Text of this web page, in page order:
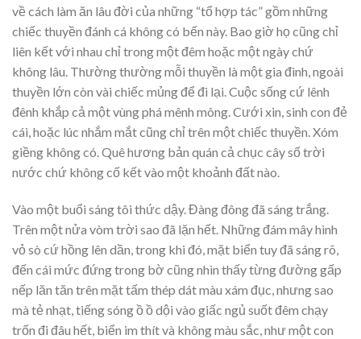
về cách làm ăn lâu đời của những “tổ hợp tác” gồm những
chiếc thuyền đánh cá không có bến này. Bao giờ họ cũng chỉ
liên kết với nhau chỉ trong một đêm hoặc một ngày chứ
không lâu. Thường thường mỗi thuyền là một gia đình, ngoài
thuyền lớn còn vài chiếc mủng để đi lại. Cuộc sống cứ lênh
đênh khắp cả một vùng phá mênh mông. Cưới xin, sinh con đẻ
cái, hoặc lúc nhắm mắt cũng chỉ trên một chiếc thuyền. Xóm
giềng không có. Quê hương bản quán cả chục cây số trời
nước chứ không cố kết vào một khoảnh đất nào.
Vào một buổi sáng tôi thức dậy. Đàng đông đã sáng trắng.
Trên một nửa vòm trời sao đã lặn hết. Những đám mây hình
vỏ sò cứ hồng lên dần, trong khi đó, mặt biển tuy đã sáng rõ,
đến cái mức đứng trong bờ cũng nhìn thấy từng đường gấp
nếp lăn tăn trên mặt tấm thép dát màu xám đục, nhưng sao
mà tẻ nhạt, tiếng sóng ồ ồ dội vào giấc ngủ suốt đêm chạy
trốn đi đâu hết, biển im thít và không màu sắc, như một con